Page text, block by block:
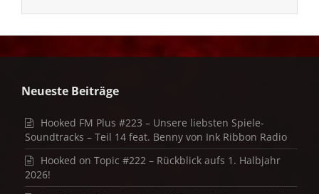
Neueste Beiträge
Hooked FM Plus #223 – Unsere liebsten Spiele-
Soundtracks – Teil 14 feat. Benny von Ink Ribbon Radio
Hooked on Topic #222 – Rückblick aufs 1. Halbjahr
2026!